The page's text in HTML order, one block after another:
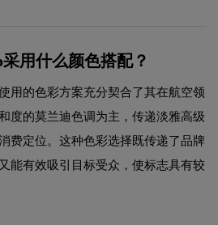
用什么颜色搭配？
用的色彩方案充分契合了其在航空领
度的莫兰迪色调为主，传递淡雅高级
费定位。这种色彩选择既传递了品牌
能有效吸引目标受众，使标志具有较